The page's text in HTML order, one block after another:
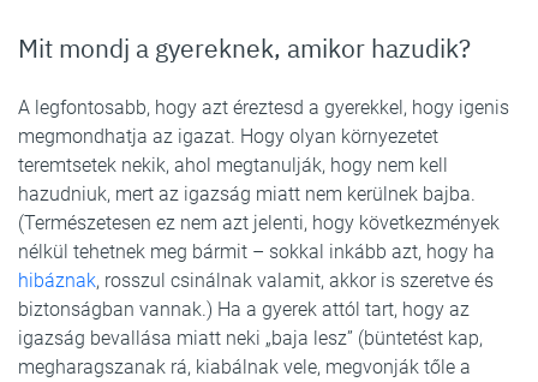
Mit mondj a gyereknek, amikor hazudik?
A legfontosabb, hogy azt éreztesd a gyerekkel, hogy igenis
megmondhatja az igazat. Hogy olyan környezetet
teremtsetek nekik, ahol megtanulják, hogy nem kell
hazudniuk, mert az igazság miatt nem kerülnek bajba.
(Természetesen ez nem azt jelenti, hogy következmények
nélkül tehetnek meg bármit – sokkal inkább azt, hogy ha
hibáznak, rosszul csinálnak valamit, akkor is szeretve és
biztonságban vannak.) Ha a gyerek attól tart, hogy az
igazság bevallása miatt neki „baja lesz” (büntetést kap,
megharagszanak rá, kiabálnak vele, megvonják tőle a